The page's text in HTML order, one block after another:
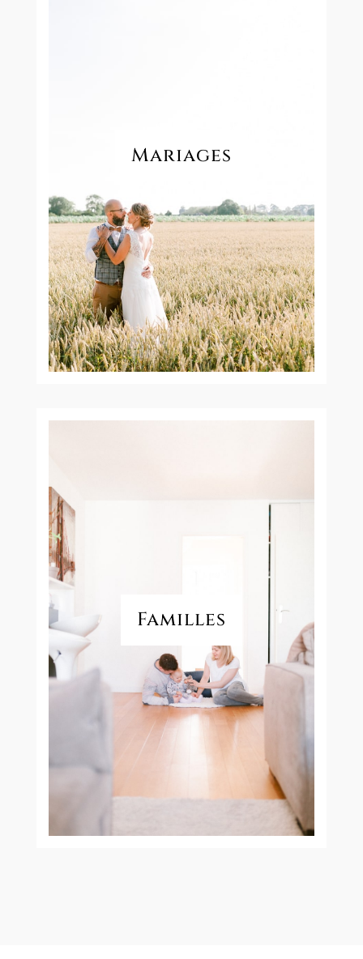
Mariages
Familles